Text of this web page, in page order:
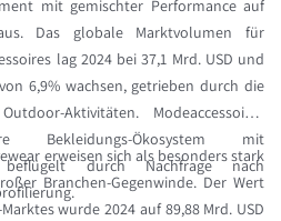
mit gemischter Performance auf
Das globale Marktvolumen für
lag 2024 bei 37,1 Mrd. USD und
6,9% wachsen, getrieben durch die
Aktivitäten. Modeaccessoires
Bekleidungs-Ökosystem mit
beflügelt durch Nachfrage nach
erweisen sich als besonders stark
Branchen-Gegenwinde. Der Wert
wurde 2024 auf 89,88 Mrd. USD